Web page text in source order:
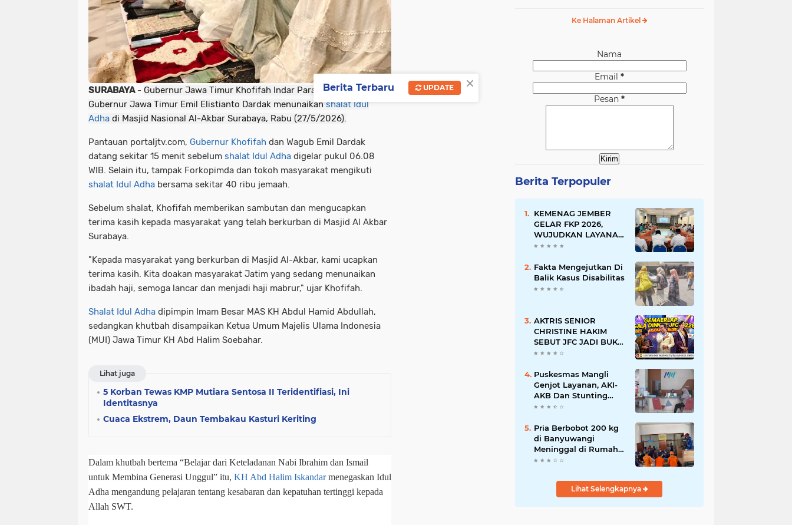
SURABAYA- Gubernur Jawa Timur Khofifah Indar Parawansa dan Wakil
Gubernur Jawa Timur Emil Elistianto Dardak menunaikanshalat Idul
Adha di Masjid Nasional Al-Akbar Surabaya, Rabu (27/5/2026).
Pantauan portaljtv.com, Gubernur Khofifah dan Wagub Emil Dardak
datang sekitar 15 menit sebelum shalat Idul Adha digelar pukul 06.08
WIB. Selain itu, tampak Forkopimda dan tokoh masyarakat mengikuti
shalat Idul Adha bersama sekitar 40 ribu jemaah.
Sebelum shalat, Khofifah memberikan sambutan dan mengucapkan
terima kasih kepada masyarakat yang telah berkurban di Masjid Al Akbar
Surabaya.
"Kepada masyarakat yang berkurban di Masjid Al-Akbar, kami ucapkan
terima kasih. Kita doakan masyarakat Jatim yang sedang menunaikan
ibadah haji, semoga lancar dan menjadi haji mabrur," ujar Khofifah.
Shalat Idul Adha dipimpin Imam Besar MAS KH Abdul Hamid Abdullah,
sedangkan khutbah disampaikan Ketua Umum Majelis Ulama Indonesia
(MUI) Jawa Timur KH Abd Halim Soebahar.
Lihat juga
5 Korban Tewas KMP Mutiara Sentosa II Teridentifiasi, Ini
Identitasnya
Cuaca Ekstrem, Daun Tembakau Kasturi Keriting
Dalam khutbah bertema “Belajar dari Keteladanan Nabi Ibrahim dan Ismail
untuk Membina Generasi Unggul” itu, KH Abd Halim Iskandarmenegaskan Idul
Adha mengandung pelajaran tentang kesabaran dan kepatuhan tertinggi kepada
Allah SWT.
Ke Halaman Artikel
Nama
Email *
Pesan *
Berita Terpopuler
KEMENAG JEMBER
GELAR FKP 2026,
WUJUDKAN LAYANAN
BERSINAR DAN
Fakta Mengejutkan Di
Balik Kasus Disabilitas
AKTRIS SENIOR
CHRISTINE HAKIM
SEBUT JFC JADI BUKTI
KREATIVITAS ANAK
Puskesmas Mangli
Genjot Layanan, AKI-
AKB Dan Stunting
Ditekan
Pria Berbobot 200 kg
di Banyuwangi
Meninggal di Rumah
Sakit, Pemulangan
Basarnas
Lihat Selengkapnya
×
Berita Terbaru UPDATE